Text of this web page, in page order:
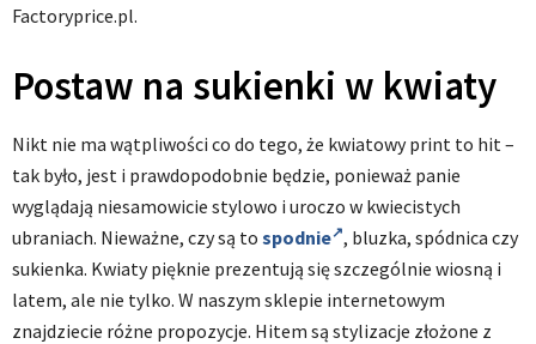
Factoryprice.pl.
Postaw na sukienki w kwiaty
Nikt nie ma wątpliwości co do tego, że kwiatowy print to hit –
tak było, jest i prawdopodobnie będzie, ponieważ panie
wyglądają niesamowicie stylowo i uroczo w kwiecistych
ubraniach. Nieważne, czy są to spodnie , bluzka, spódnica czy
sukienka. Kwiaty pięknie prezentują się szczególnie wiosną i
latem, ale nie tylko. W naszym sklepie internetowym
znajdziecie różne propozycje. Hitem są stylizacje złożone z